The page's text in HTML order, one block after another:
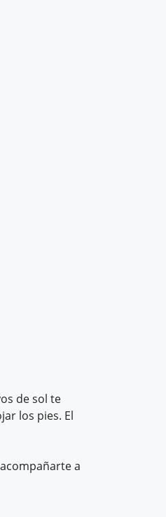
de sol te
los pies. El
a